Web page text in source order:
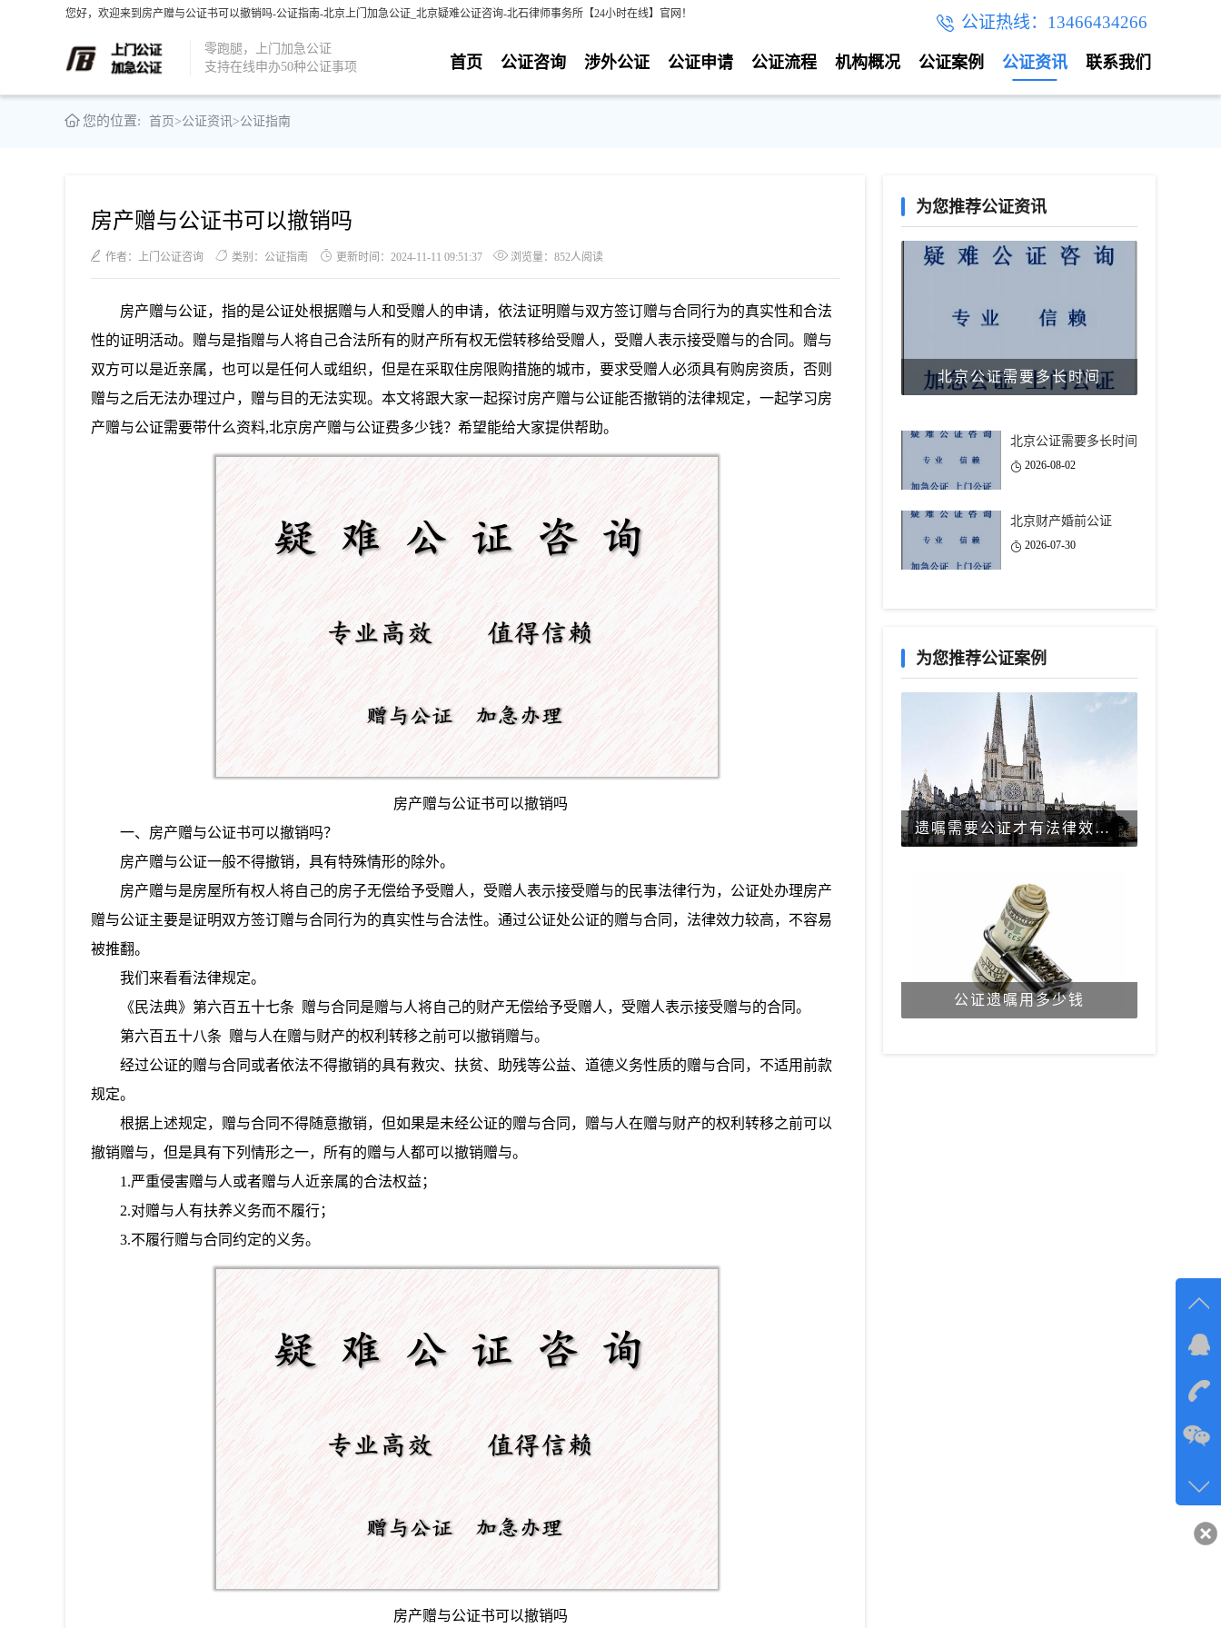
您好，欢迎来到房产赠与公证书可以撤销吗-公证指南-北京上门加急公证_北京疑难公证咨询-北石律师事务所【24小时在线】官网！ 公证热线：13466434266
零跑腿，上门加急公证
支持在线申办50种公证事项
联系我们
公证资讯
公证案例
机构概况
公证流程
公证申请
涉外公证
公证咨询
首页
您的位置: 首页>公证资讯>公证指南
房产赠与公证书可以撤销吗
作者：上门公证咨询 类别：公证指南 更新时间：2024-11-11 09:51:37 浏览量：852人阅读
房产赠与公证，指的是公证处根据赠与人和受赠人的申请，依法证明赠与双方签订赠与合同行为的真实性和合法
性的证明活动。赠与是指赠与人将自己合法所有的财产所有权无偿转移给受赠人，受赠人表示接受赠与的合同。赠与
双方可以是近亲属，也可以是任何人或组织，但是在采取住房限购措施的城市，要求受赠人必须具有购房资质，否则
赠与之后无法办理过户，赠与目的无法实现。本文将跟大家一起探讨房产赠与公证能否撤销的法律规定，一起学习房
产赠与公证需要带什么资料,北京房产赠与公证费多少钱？希望能给大家提供帮助。
房产赠与公证书可以撤销吗
一、 房产赠与公证书可以撤销吗？
房产赠与公证一般不得撤销，具有特殊情形的除外。
房产赠与是房屋所有权人将自己的房子无偿给予受赠人，受赠人表示接受赠与的民事法律行为，公证处办理房产
赠与公证主要是证明双方签订赠与合同行为的真实性与合法性。通过公证处公证的赠与合同，法律效力较高，不容易
被推翻。
我们来看看法律规定。
《民法典》 第六百五十七条 赠与合同是赠与人将自己的财产无偿给予受赠人，受赠人表示接受赠与的合同。
第六百五十八条 赠与人在赠与财产的权利转移之前可以撤销赠与。
经过公证的赠与合同或者依法不得撤销的具有救灾、扶贫、助残等公益、道德义务性质的赠与合同，不适用前款
规定。
根据上述规定，赠与合同不得随意撤销，但如果是未经公证的赠与合同，赠与人在赠与财产的权利转移之前可以
撤销赠与，但是具有下列情形之一，所有的赠与人都可以撤销赠与。
1.严重侵害赠与人或者赠与人近亲属的合法权益；
2.对赠与人有扶养义务而不履行；
3.不履行赠与合同约定的义务。
房产赠与公证书可以撤销吗
为您推荐公证资讯
北京公证需要多长时间
北京公证需要多长时间
2026-08-02
北京财产婚前公证
2026-07-30
为您推荐公证案例
遗嘱需要公证才有法律效力吗？
公证遗嘱用多少钱
在线
咨询
客服